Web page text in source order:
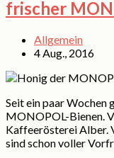
frischer
Allgemein
4 Aug., 2016
Seit ein paar Wochen
MONOPOL-Bienen.
Kaffeerösterei Alber.
sind schon voller